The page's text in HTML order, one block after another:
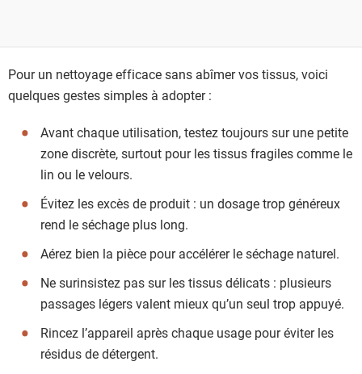
Pour un nettoyage efficace sans abîmer vos tissus, voici
quelques gestes simples à adopter :
Avant chaque utilisation, testez toujours sur une petite
zone discrète, surtout pour les tissus fragiles comme le
lin ou le velours.
Évitez les excès de produit : un dosage trop généreux
rend le séchage plus long.
Aérez bien la pièce pour accélérer le séchage naturel.
Ne surinsistez pas sur les tissus délicats : plusieurs
passages légers valent mieux qu’un seul trop appuyé.
Rincez l’appareil après chaque usage pour éviter les
résidus de détergent.